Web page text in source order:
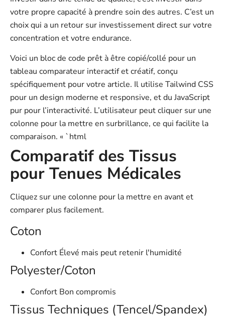
votre propre capacité à prendre soin des autres. C’est un
choix qui a un retour sur investissement direct sur votre
concentration et votre endurance.
Voici un bloc de code prêt à être copié/collé pour un
tableau comparateur interactif et créatif, conçu
spécifiquement pour votre article. Il utilise Tailwind CSS
pour un design moderne et responsive, et du JavaScript
pur pour l’interactivité. L’utilisateur peut cliquer sur une
colonne pour la mettre en surbrillance, ce qui facilite la
comparaison. « `html
Comparatif des Tissus
pour Tenues Médicales
Cliquez sur une colonne pour la mettre en avant et
comparer plus facilement.
Coton
Confort Élevé mais peut retenir l'humidité
Polyester/Coton
Confort Bon compromis
Tissus Techniques (Tencel/Spandex)